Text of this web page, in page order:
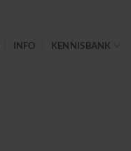
INFO KENNISBANK